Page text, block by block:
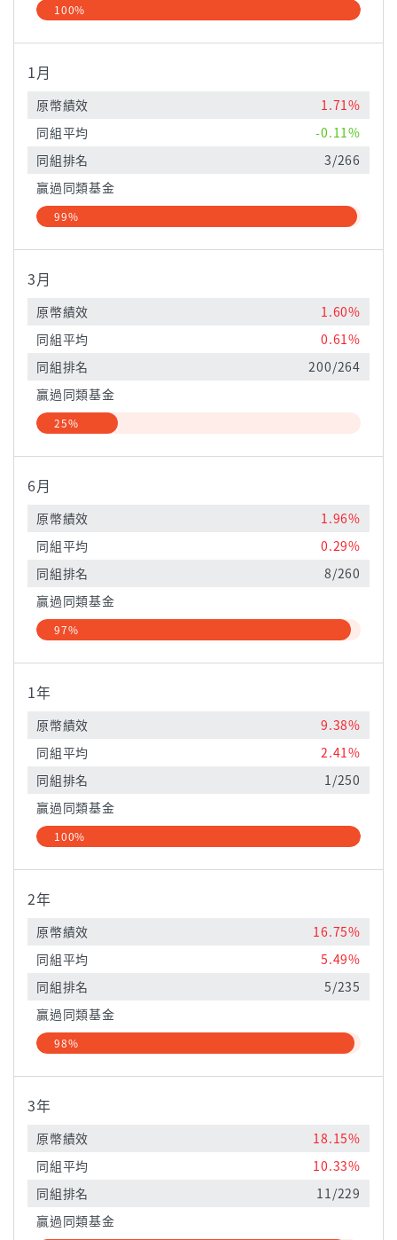
100%
1月
原幣績效
1.71%
同組平均
-0.11%
同組排名
3/266
贏過同類基金
99%
3月
原幣績效
1.60%
同組平均
0.61%
同組排名
200/264
贏過同類基金
25%
6月
原幣績效
1.96%
同組平均
0.29%
同組排名
8/260
贏過同類基金
97%
1年
原幣績效
9.38%
同組平均
2.41%
同組排名
1/250
贏過同類基金
100%
2年
原幣績效
16.75%
同組平均
5.49%
同組排名
5/235
贏過同類基金
98%
3年
原幣績效
18.15%
同組平均
10.33%
同組排名
11/229
贏過同類基金